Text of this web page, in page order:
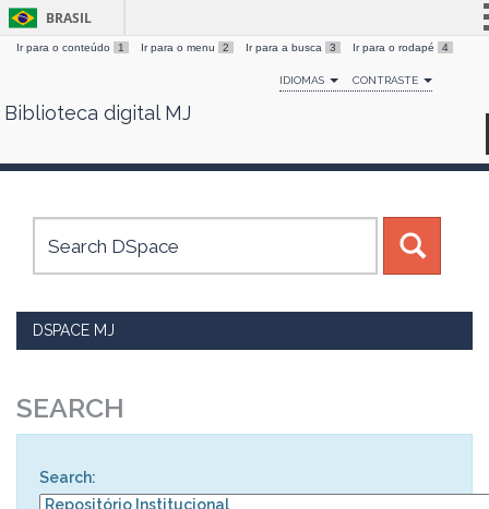
Skip
BRASIL
Simplifique!
Comunica BR
Canais
Ir para o conteúdo 1 Ir para o menu 2 Ir para a busca 3 Ir para o rodapé 4
IDIOMAS CONTRASTE
Biblioteca digital MJ
DSPACE MJ
SEARCH
Search: